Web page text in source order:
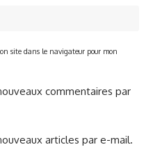
site dans le navigateur pour mon
commentaires par
articles par e-mail.